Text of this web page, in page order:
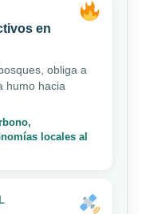
en
obliga a
humo hacia
locales al